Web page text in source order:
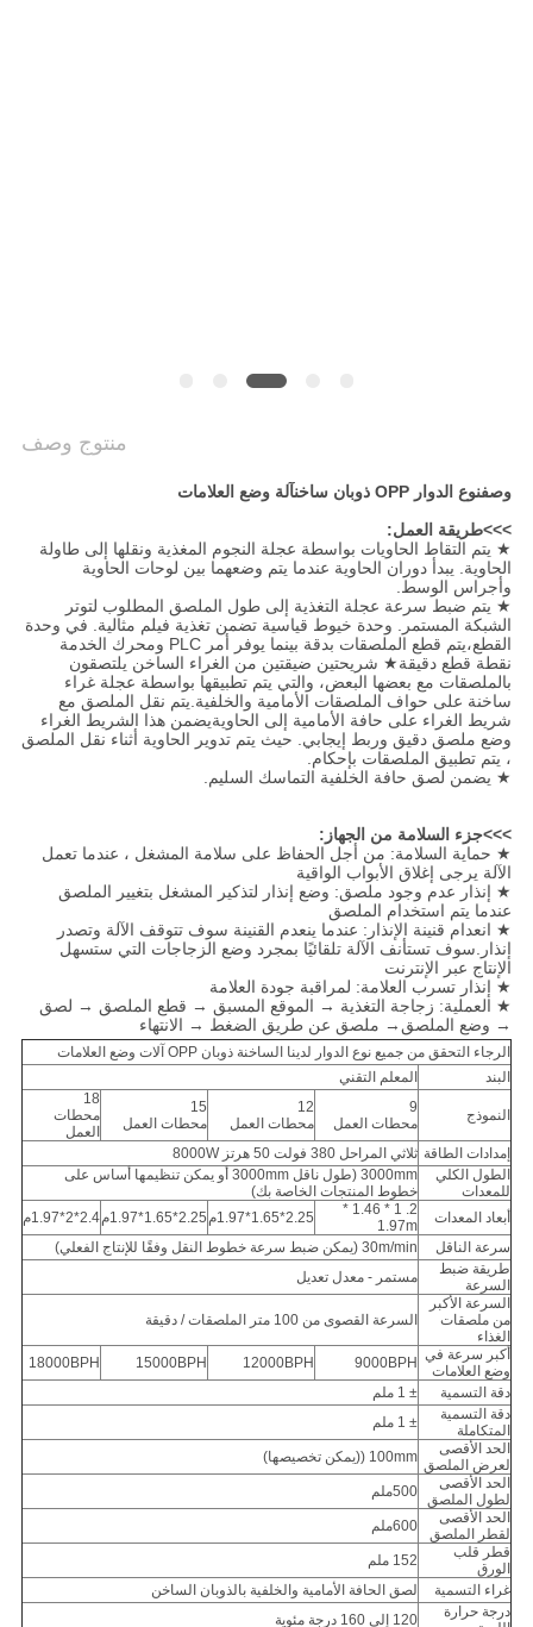
منتوج وصف
وصفنوع الدوار OPP ذوبان ساخن
آلة وضع العلامات
>>>طريقة العمل:
★ يتم التقاط الحاويات بواسطة عجلة النجوم المغذية ونقلها إلى طاولة
الحاوية. يبدأ دوران الحاوية عندما يتم وضعهما بين لوحات الحاوية
وأجراس الوسط.
★ يتم ضبط سرعة عجلة التغذية إلى طول الملصق المطلوب لتوتر
الشبكة المستمر. وحدة خيوط قياسية تضمن تغذية فيلم مثالية. في وحدة
القطع،يتم قطع الملصقات بدقة بينما يوفر أمر PLC ومحرك الخدمة
نقطة قطع دقيقة★ شريحتين ضيقتين من الغراء الساخن يلتصقون
بالملصقات مع بعضها البعض، والتي يتم تطبيقها بواسطة عجلة غراء
ساخنة على حواف الملصقات الأمامية والخلفية.يتم نقل الملصق مع
شريط الغراء على حافة الأمامية إلى الحاويةيضمن هذا الشريط الغراء
وضع ملصق دقيق وربط إيجابي. حيث يتم تدوير الحاوية أثناء نقل الملصق
، يتم تطبيق الملصقات بإحكام.
★ يضمن لصق حافة الخلفية التماسك السليم.
>>>جزء السلامة من الجهاز:
★ حماية السلامة: من أجل الحفاظ على سلامة المشغل ، عندما تعمل
الآلة يرجى إغلاق الأبواب الواقية
★ إنذار عدم وجود ملصق: وضع إنذار لتذكير المشغل بتغيير الملصق
عندما يتم استخدام الملصق
★ انعدام قنينة الإنذار: عندما ينعدم القنينة سوف تتوقف الآلة وتصدر
إنذار.سوف تستأنف الآلة تلقائيًا بمجرد وضع الزجاجات التي ستسهل
الإنتاج عبر الإنترنت
★ إنذار تسرب العلامة: لمراقبة جودة العلامة
★ العملية: زجاجة التغذية → الموقع المسبق → قطع الملصق → لصق
→ وضع الملصق→ ملصق عن طريق الضغط → الانتهاء
الرجاء التحقق من جميع نوع الدوار لدينا الساخنة ذوبان OPP آلات وضع العلامات
البند
المعلم التقني
النموذج
9
محطات العمل
12
محطات العمل
15
محطات العمل
18
محطات
العمل
إمدادات الطاقة ثلاثي المراحل 380 فولت 50 هرتز 8000W
الطول الكلي
للمعدات
3000mm (طول ناقل 3000mm أو يمكن تنظيمها أساس على
خطوط المنتجات الخاصة بك)
أبعاد المعدات
2. 1 * 1.46 *
1.97m
2.25*1.65*1.97م 2.25*1.65*1.97م
2.4*2*1.97م
سرعة الناقل
30m/min (يمكن ضبط سرعة خطوط النقل وفقًا للإنتاج الفعلي)
طريقة ضبط
السرعة
مستمر - معدل تعديل
السرعة الأكبر
من ملصقات
الغذاء
السرعة القصوى من 100 متر الملصقات / دقيقة
أكبر سرعة في
وضع العلامات
9000BPH
12000BPH
15000BPH
18000BPH
دقة التسمية
± 1 ملم
دقة التسمية
المتكاملة
± 1 ملم
الحد الأقصى
لعرض الملصق 100mm ((يمكن تخصيصها)
الحد الأقصى
لطول الملصق 500ملم
الحد الأقصى
لقطر الملصق
600ملم
قطر قلب
الورق
152 ملم
غراء التسمية
لصق الحافة الأمامية والخلفية بالذوبان الساخن
درجة حرارة
120 إلى 160 درجة مئوية